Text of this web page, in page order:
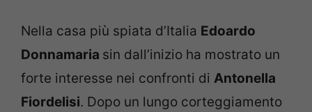
Nella casa più spiata d’Italia Edoardo
Donnamaria sin dall’inizio ha mostrato un
forte interesse nei confronti di Antonella
Fiordelisi. Dopo un lungo corteggiamento